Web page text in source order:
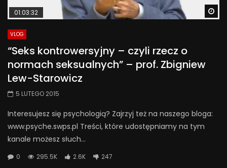
01:03:32
VLOG
“Seks kontrowersyjny – czyli rzecz o
normach seksualnych” – prof. Zbigniew
Lew-Starowicz
5 LUTEGO 2015
Interesujesz się psychologią? Zajrzyj też na naszego bloga:
www.psyche.swps.pl Treści, które udostępniamy na tym
kanale możesz słuch...
0 295.5K 2.6K 247